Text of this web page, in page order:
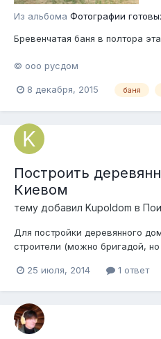
Из альбома Фотографии
Бревенчатая баня в полтора
© ооо русдом
8 декабря, 2015 баня
Построить
Киевом
тему добавил Kupoldom в
Для постройки деревянного
строители (можно бригадой,
работы по деревянному
проживание в...
25 июля, 2014 1 ответ